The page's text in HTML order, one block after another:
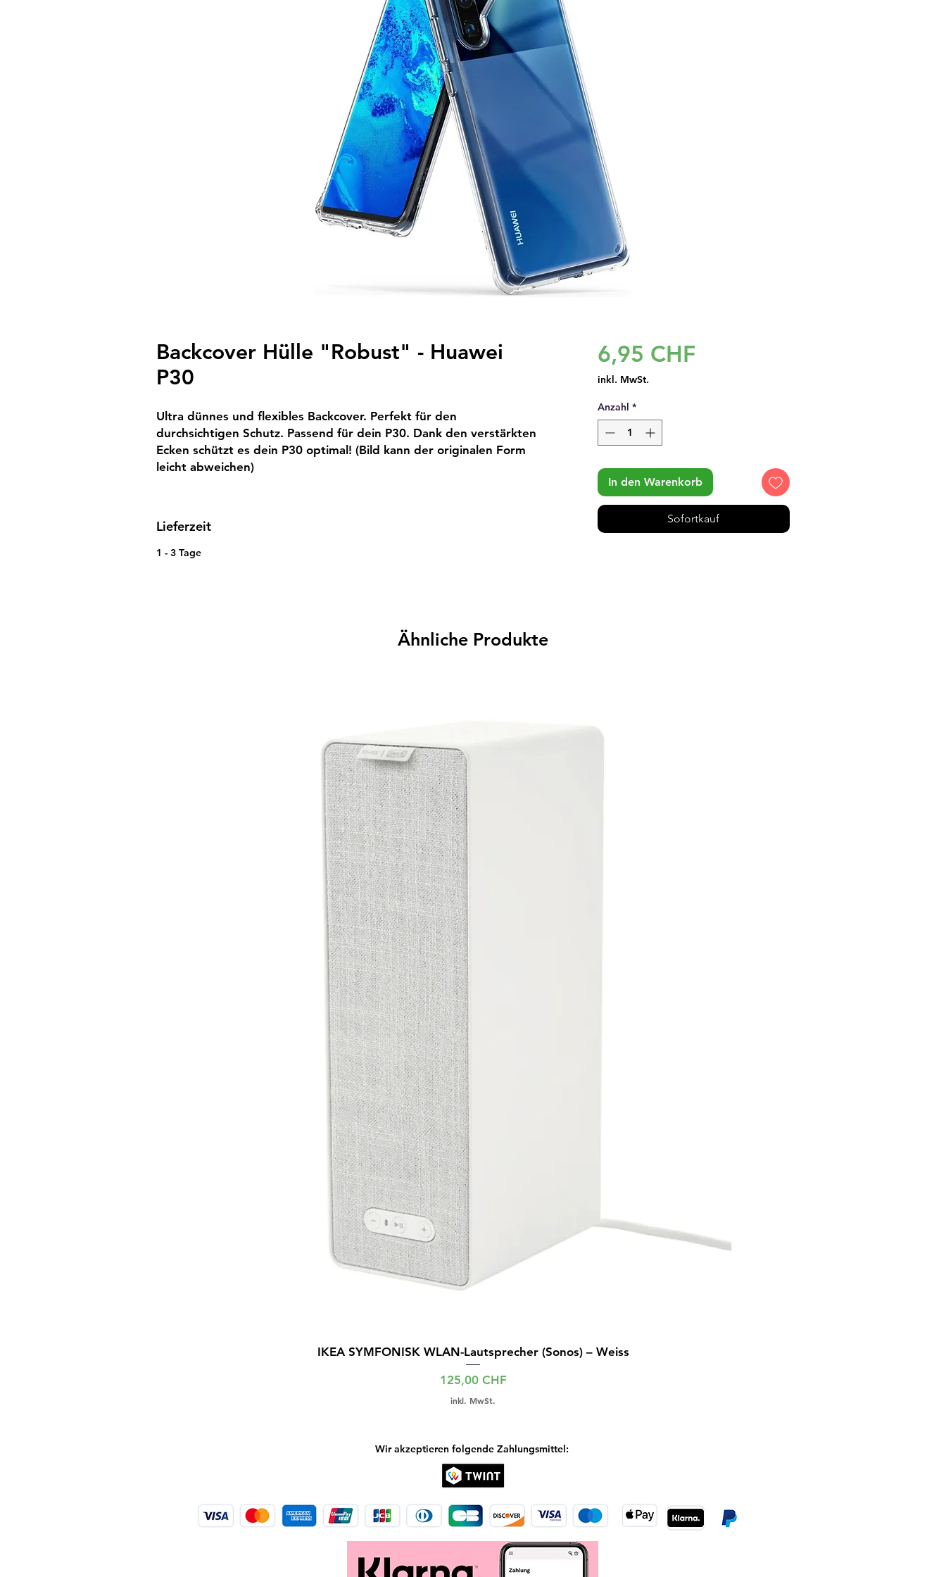
Backcover Hülle "Robust" - Huawei
P30
Ultra dünnes und flexibles Backcover. Perfekt für den
durchsichtigen Schutz. Passend für dein P30. Dank den verstärkten
Ecken schützt es dein P30 optimal! (Bild kann der originalen Form
leicht abweichen)
Lieferzeit
1 - 3 Tage
6,95 CHFPreis
inkl. MwSt.
Anzahl *
In den Warenkorb
Sofortkauf
Ähnliche Produkte
IKEA SYMFONISK WLAN-Lautsprecher (Sonos) – Weiss
Preis
125,00 CHF
inkl. MwSt.
Wir akzeptieren folgende Zahlungsmittel: